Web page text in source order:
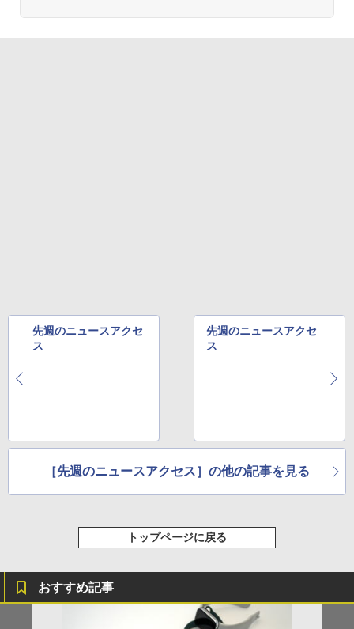
先週のニュースアクセ
ス
先週のニュースアクセ
ス
［先週のニュースアクセス］の他の記事を見る
トップページに戻る
おすすめ記事